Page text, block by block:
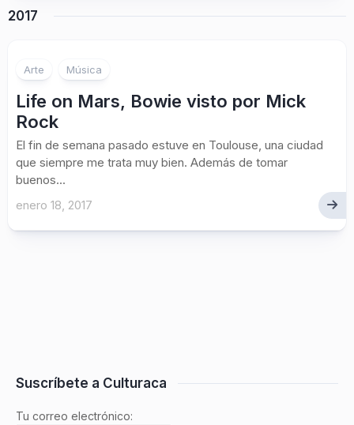
2017
Arte Música
Life on Mars, Bowie visto por Mick
Rock
El fin de semana pasado estuve en Toulouse, una ciudad
que siempre me trata muy bien. Además de tomar
buenos...
enero 18, 2017
Suscríbete a Culturaca
Tu correo electrónico: